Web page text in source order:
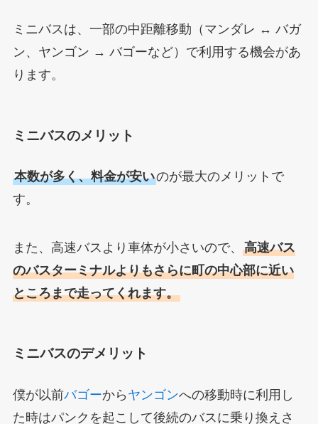
ミニバスは、一部の中距離移動（マンダレ ↔ バガ
ン、ヤンゴン → バゴーなど）で利用する機会があ
ります。
ミニバスのメリット
本数が多く、料金が安いのが最大のメリットで
す。
また、高速バスより車体が小さいので、 高速バス
のバスターミナルよりもさらに町の中心部に近い
ところまで走ってくれます。
ミニバスのデメリット
僕が以前バゴーから ヤンゴンへの移動時に利用し
た時はパンクを起こして後続のバスに乗り換えさ